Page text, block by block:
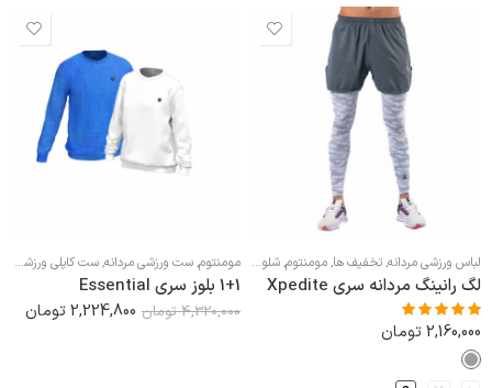
لباس ورزشی مردانه,تخفیف ها,مومنتوم,شلوار لگ ورزشی مردانه
لگ رانینگ مردانه سری Xpedite
نمره5.00 از 2,160,000تومان
مومنتوم,ست ورزشی مردانه,ست کاپلی ورزشی
1+1 بلوز سری Essential
4,320,000 تومان 2,224,800تومان